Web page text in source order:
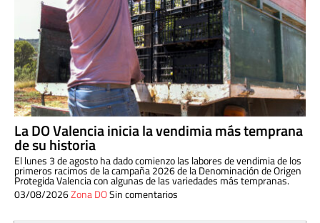
La DO Valencia inicia la vendimia más temprana
de su historia
El lunes 3 de agosto ha dado comienzo las labores de vendimia de los
primeros racimos de la campaña 2026 de la Denominación de Origen
Protegida Valencia con algunas de las variedades más tempranas.
03/08/2026Zona DOSin comentarios